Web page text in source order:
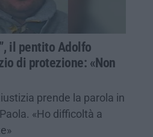
il pentito Adolfo
di protezione: «Non
prende la parola in
«Ho difficoltà a